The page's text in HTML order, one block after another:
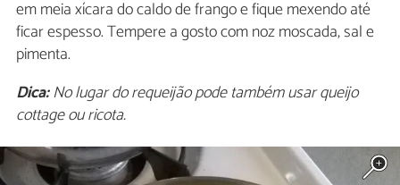
em meia xícara do caldo de frango e fique mexendo até
ficar espesso. Tempere a gosto com noz moscada, sal e
pimenta.
Dica:No lugar do requeijão pode também usar queijo
cottage ou ricota.